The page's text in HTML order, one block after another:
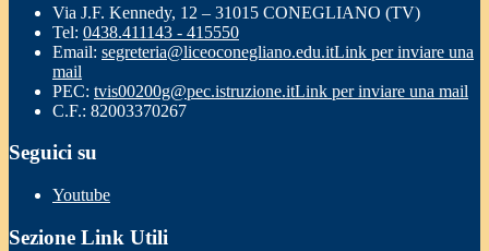
Via J.F. Kennedy, 12 – 31015 CONEGLIANO (TV)
Tel: 0438.411143 - 415550
Email: segreteria@liceoconegliano.edu.itLink per inviare una
mail
PEC: tvis00200g@pec.istruzione.itLink per inviare una mail
C.F.: 82003370267
Seguici su
Youtube
Sezione Link Utili